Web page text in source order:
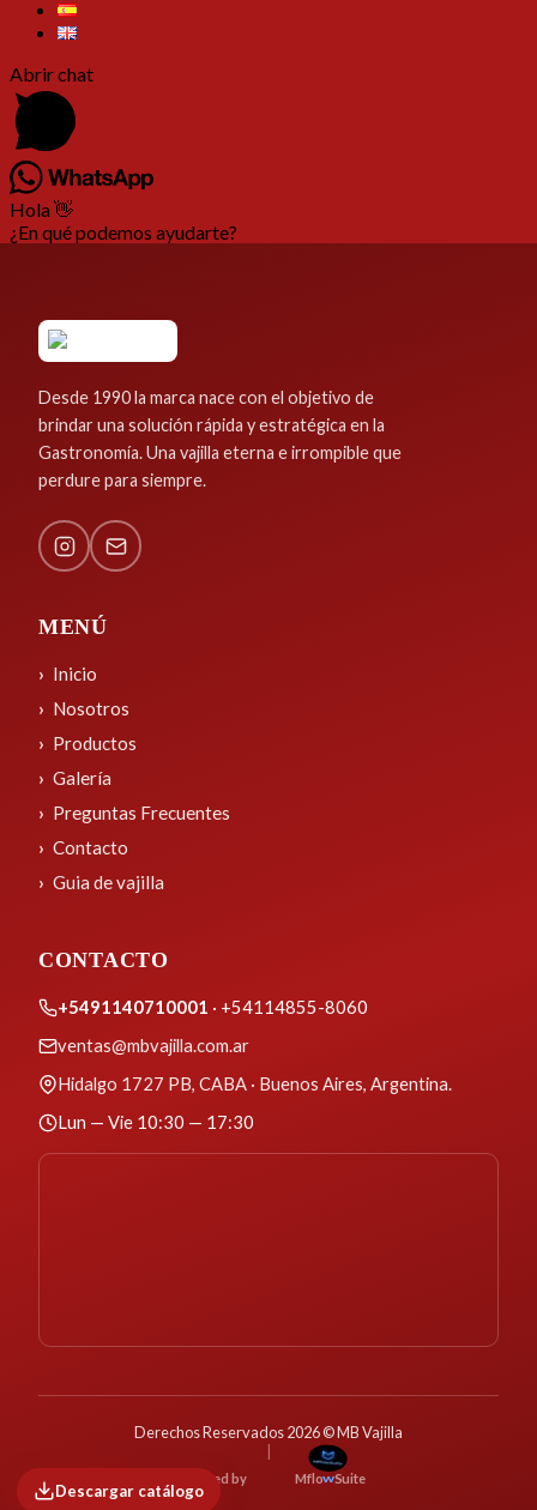
Abrir chat
Hola 👋
¿En qué podemos ayudarte?
Descargar catálogo
Desde 1990 la marca nace con el objetivo de
brindar una solución rápida y estratégica en la
Gastronomía. Una vajilla eterna e irrompible que
perdure para siempre.
MENÚ
Inicio
Nosotros
Productos
Galería
Preguntas Frecuentes
Contacto
Guia de vajilla
CONTACTO
+5491140710001 · +54114855-8060
ventas@mbvajilla.com.ar
Hidalgo 1727 PB, CABA · Buenos Aires, Argentina.
Lun — Vie 10:30 — 17:30
Derechos Reservados 2026 © MB Vajilla
Powered by MflowSuite